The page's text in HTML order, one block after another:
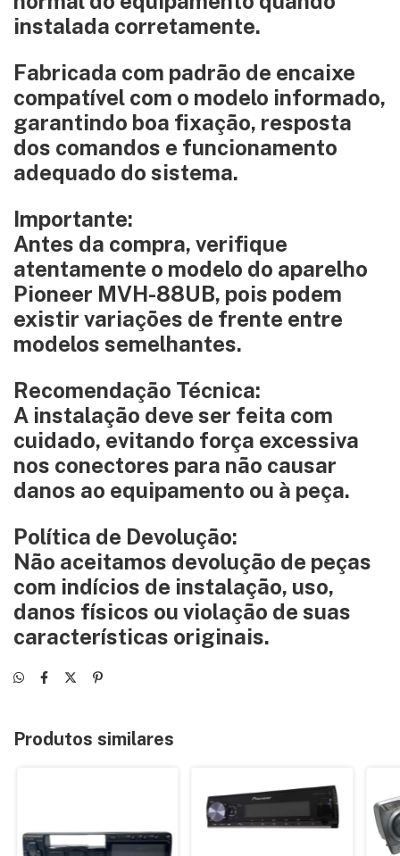
instalada corretamente.
Fabricada com padrão de encaixe
compatível com o modelo informado,
garantindo boa fixação, resposta
dos comandos e funcionamento
adequado do sistema.
Importante:
Antes da compra, verifique
atentamente o modelo do aparelho
Pioneer MVH-88UB, pois podem
existir variações de frente entre
modelos semelhantes.
Recomendação Técnica:
A instalação deve ser feita com
cuidado, evitando força excessiva
nos conectores para não causar
danos ao equipamento ou à peça.
Política de Devolução:
Não aceitamos devolução de peças
com indícios de instalação, uso,
danos físicos ou violação de suas
características originais.
Produtos similares